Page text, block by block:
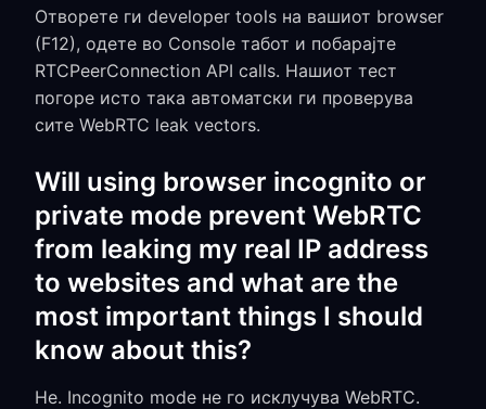
Отворете ги developer tools на вашиот browser
(F12), одете во Console табот и побарајте
RTCPeerConnection API calls. Нашиот тест
погоре исто така автоматски ги проверува
сите WebRTC leak vectors.
Will using browser incognito or
private mode prevent WebRTC
from leaking my real IP address
to websites and what are the
most important things I should
know about this?
Не. Incognito mode не го исклучува WebRTC.